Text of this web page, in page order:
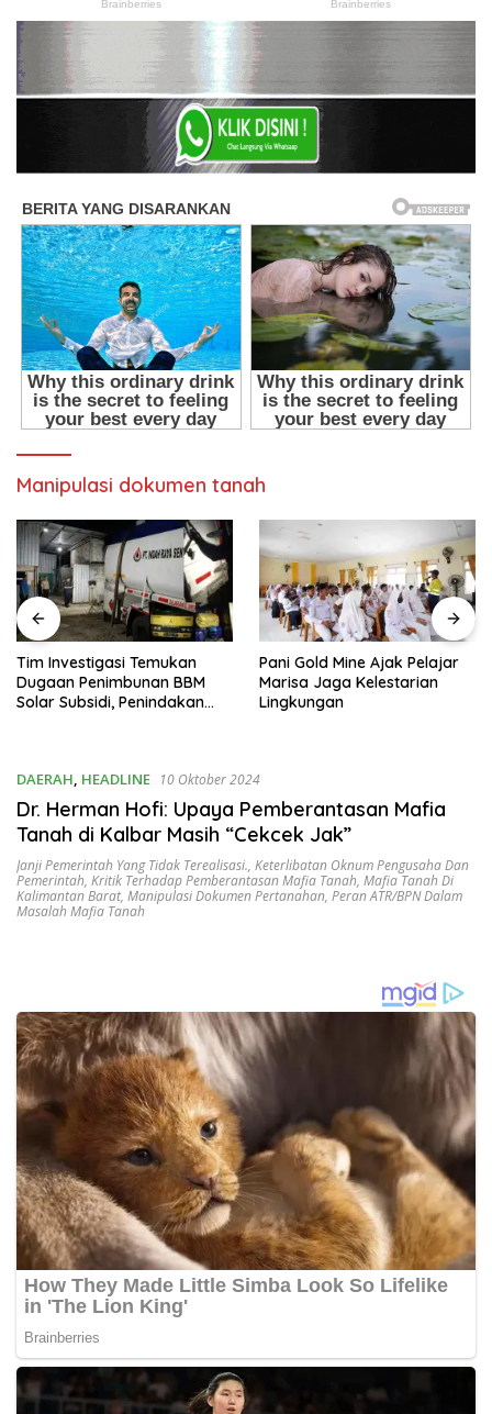
Manipulasi dokumen tanah
Tim Investigasi Temukan
Dugaan Penimbunan BBM
Solar Subsidi, Penindakan
Pani Gold Mine Ajak Pelajar
Marisa Jaga Kelestarian
Lingkungan
DAERAH, HEADLINE 10 Oktober 2024
Dr. Herman Hofi: Upaya Pemberantasan Mafia
Tanah di Kalbar Masih “Cekcek Jak”
Janji Pemerintah Yang Tidak Terealisasi., Keterlibatan Oknum Pengusaha Dan
Pemerintah, Kritik Terhadap Pemberantasan Mafia Tanah, Mafia Tanah Di
Kalimantan Barat, Manipulasi Dokumen Pertanahan, Peran ATR/BPN Dalam
Masalah Mafia Tanah